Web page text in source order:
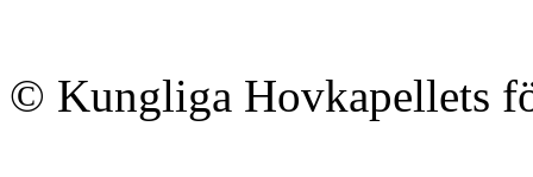
© Kungliga Hovkapellets